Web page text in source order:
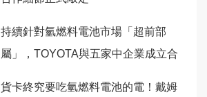
持續針對氫燃料電池市場「超前部
屬」，TOYOTA與五家中企業成立合
貨卡終究要吃氫燃料電池的電！戴姆